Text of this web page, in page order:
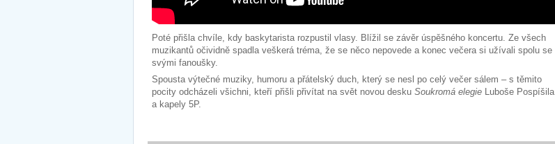
Poté přišla chvíle, kdy baskytarista rozpustil vlasy. Blížil se závěr úspěšného koncertu. Ze všech
muzikantů očividně spadla veškerá tréma, že se něco nepovede a konec večera si užívali spolu se
svými fanoušky.
Spousta výtečné muziky, humoru a přátelský duch, který se nesl po celý večer sálem – s těmito
pocity odcházeli všichni, kteří přišli přivítat na svět novou desku Soukromá elegie Luboše Pospíšila
a kapely 5P.